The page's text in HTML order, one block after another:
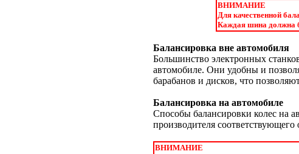
ВНИМАНИЕ
Для качественной
Каждая шина должна
Балансировка вне автомобиля
Большинство электронных
автомобиле. Они удобны и
барабанов и дисков, что
Балансировка на автомобиле
Способы балансировки колес на
производителя соответствующего
ВНИМАНИЕ